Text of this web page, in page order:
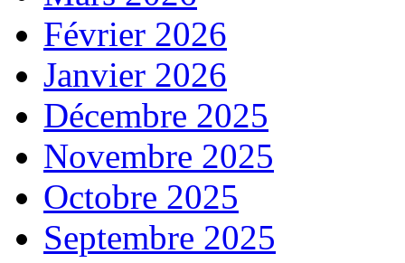
Février 2026
Janvier 2026
Décembre 2025
Novembre 2025
Octobre 2025
Septembre 2025